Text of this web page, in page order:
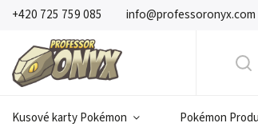
+420 725 759 085 info@professoronyx.com
Kusové karty Pokémon Pokémon